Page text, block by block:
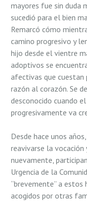
mayores fue sin duda
sucedió para el bien
Remarcó cómo
camino progresivo y
hijo desde el vientre
adoptivos se
afectivas que cuestan
razón al corazón. Se
desconocido cuando
progresivamente va
Desde hace unos
reavivarse la vocación
nuevamente,
Urgencia de la
“brevemente” a estos
acogidos por otras